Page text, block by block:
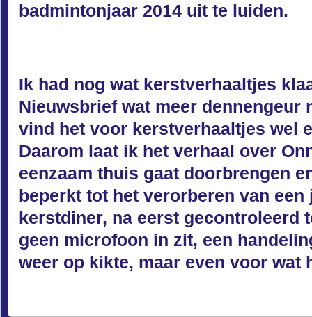
badmintonjaar 2014 uit te luiden.
Ik had nog wat kerstverhaaltjes
Nieuwsbrief wat meer dennengeur
vind het voor kerstverhaaltjes wel
Daarom laat ik het verhaal over
eenzaam thuis gaat doorbrengen
beperkt tot het verorberen van
kerstdiner, na eerst gecontroleerd
geen microfoon in zit, een
weer op kikte, maar even voor wat